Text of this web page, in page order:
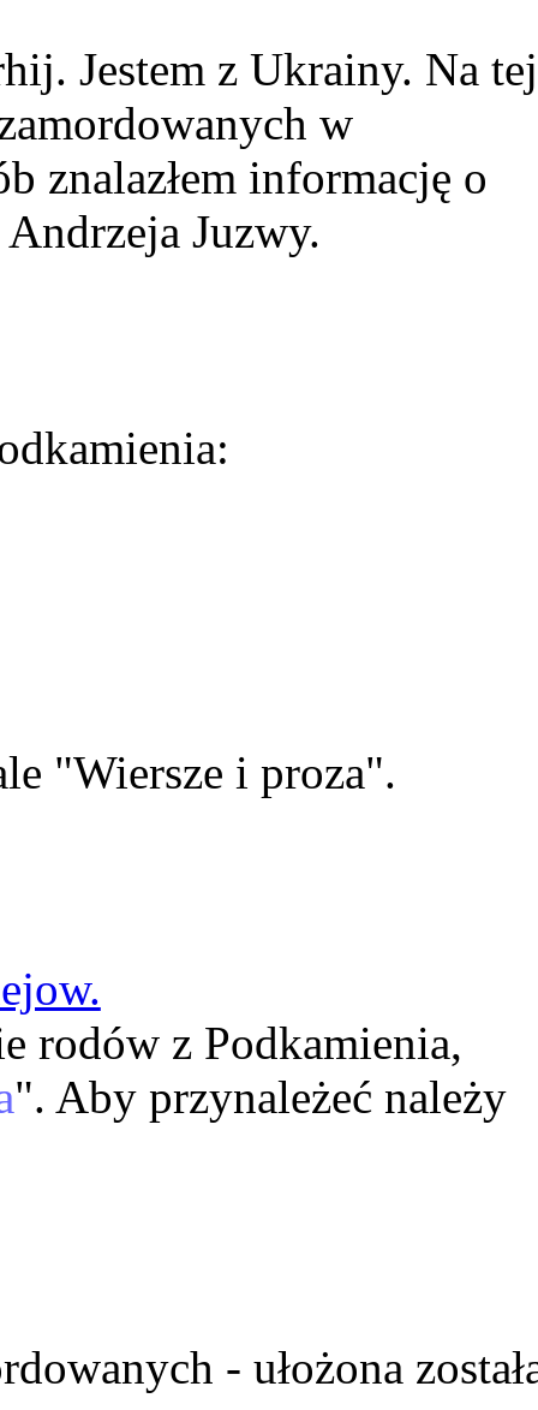
Jestem z Ukrainy. Na tej
w
znalazłem informację o
Juzwy.
"Wiersze i proza".
rodów z Podkamienia,
". Aby przynależeć należy
- ułożona